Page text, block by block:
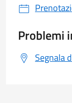
Problemi
Segnala